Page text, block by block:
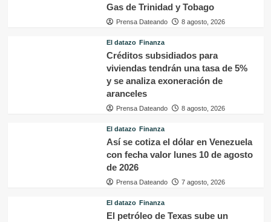
Gas de Trinidad y Tobago
Prensa Dateando 8 agosto, 2026
El datazo Finanza
Créditos subsidiados para
viviendas tendrán una tasa de 5%
y se analiza exoneración de
aranceles
Prensa Dateando 8 agosto, 2026
El datazo Finanza
Así se cotiza el dólar en Venezuela
con fecha valor lunes 10 de agosto
de 2026
Prensa Dateando 7 agosto, 2026
El datazo Finanza
El petróleo de Texas sube un